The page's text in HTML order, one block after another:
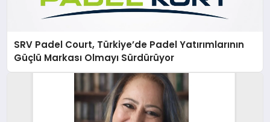
SRV Padel Court, Türkiye’de Padel Yatırımlarının
Güçlü Markası Olmayı Sürdürüyor